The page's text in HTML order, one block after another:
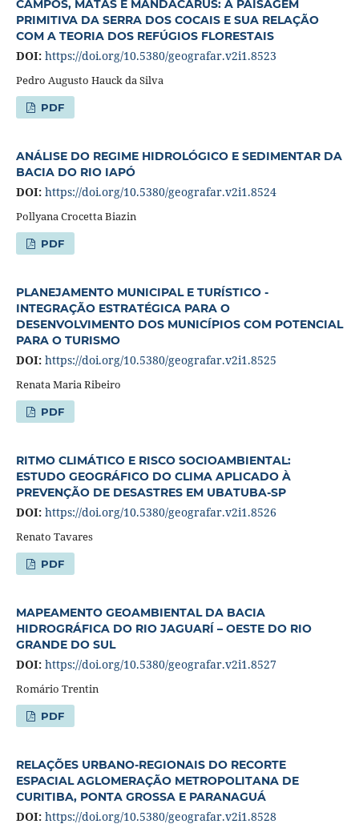
CAMPOS, MATAS E MANDACARUS: A PAISAGEM
PRIMITIVA DA SERRA DOS COCAIS E SUA RELAÇÃO
COM A TEORIA DOS REFÚGIOS FLORESTAIS
DOI: https://doi.org/10.5380/geografar.v2i1.8523
Pedro Augusto Hauck da Silva
PDF
ANÁLISE DO REGIME HIDROLÓGICO E SEDIMENTAR DA
BACIA DO RIO IAPÓ
DOI: https://doi.org/10.5380/geografar.v2i1.8524
Pollyana Crocetta Biazin
PDF
PLANEJAMENTO MUNICIPAL E TURÍSTICO -
INTEGRAÇÃO ESTRATÉGICA PARA O
DESENVOLVIMENTO DOS MUNICÍPIOS COM POTENCIAL
PARA O TURISMO
DOI: https://doi.org/10.5380/geografar.v2i1.8525
Renata Maria Ribeiro
PDF
RITMO CLIMÁTICO E RISCO SOCIOAMBIENTAL:
ESTUDO GEOGRÁFICO DO CLIMA APLICADO À
PREVENÇÃO DE DESASTRES EM UBATUBA-SP
DOI: https://doi.org/10.5380/geografar.v2i1.8526
Renato Tavares
PDF
MAPEAMENTO GEOAMBIENTAL DA BACIA
HIDROGRÁFICA DO RIO JAGUARÍ – OESTE DO RIO
GRANDE DO SUL
DOI: https://doi.org/10.5380/geografar.v2i1.8527
Romário Trentin
PDF
RELAÇÕES URBANO-REGIONAIS DO RECORTE
ESPACIAL AGLOMERAÇÃO METROPOLITANA DE
CURITIBA, PONTA GROSSA E PARANAGUÁ
DOI: https://doi.org/10.5380/geografar.v2i1.8528